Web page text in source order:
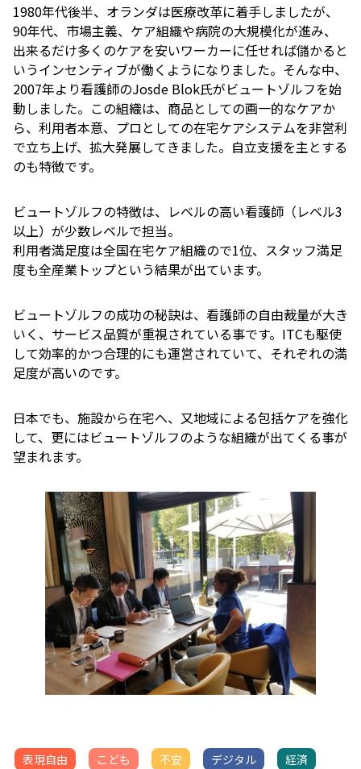
1980年代後半、オランダは医療改革に着手しましたが、
90年代、市場主義、ケア組織や病院の大規模化が進み、
出来るだけ多くのケアを安いワーカーに任せれば儲かると
いうインセンティブが働くようになりました。そんな中、
2007年より看護師のJosde Blok氏がビュートゾルフを始
動しました。この組織は、商品としての画一的なケアか
ら、利用者本意、プロとしての在宅ケアシステムを非営利
で立ち上げ、拡大発展してきました。自立支援を主とする
のも特徴です。
ビュートゾルフの特徴は、レベルの高い看護師（レベル3
以上）が少数レベルで担当。
利用者満足度は全国在宅ケア組織ので1位、スタッフ満足
度も全産業トップという結果が出ています。
ビュートゾルフの成功の秘訣は、看護師の自由裁量が大き
いく、サービス品質が重視されている事です。ITCも駆使
して効率的かつ合理的にも運営されていて、それぞれの満
足度が高いのです。
日本でも、施設から在宅へ、又地域による包括ケアを強化
して、更にはビュートゾルフのような組織が出てくる事が
望まれます。
表現自由 こども 不安 デジタル 経済